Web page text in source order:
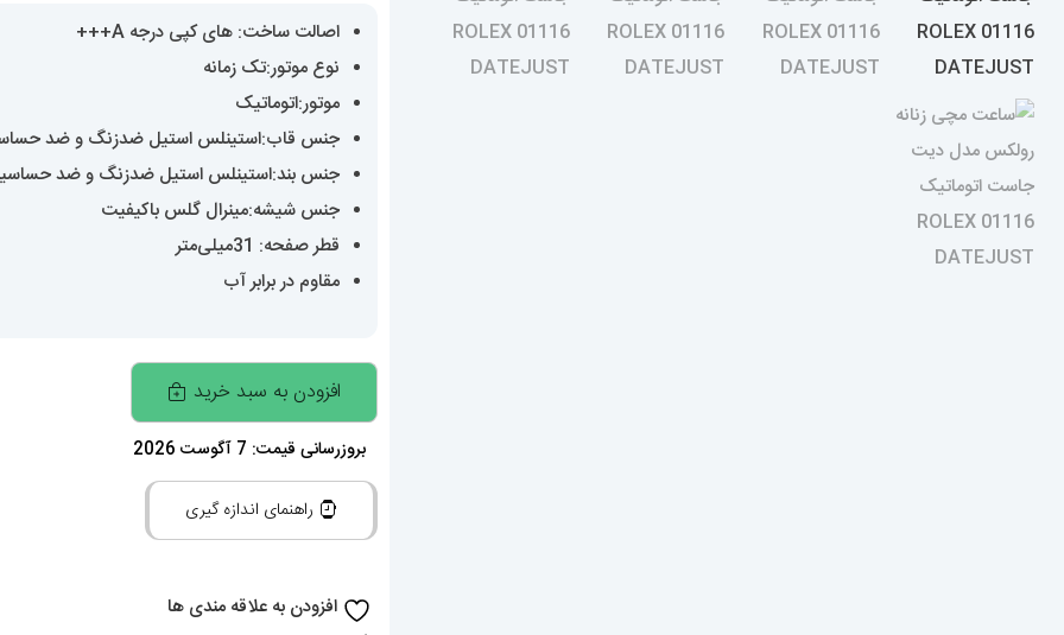
اصالت ساخت: های کپی درجه A+++
نوع موتور:تک زمانه
موتور:اتوماتیک
جنس قاب:استینلس استیل ضدزنگ و ضد
جنس بند:استینلس استیل ضدزنگ و ضد
جنس شیشه:مینرال گلس باکیفیت
قطر صفحه: 31میلی‌متر
مقاوم در برابر آب
ساعت
مچی
زنانه
رولکس
جاست
اتوماتیک
افزودن به سبد خرید
بروزرسانی قیمت: 7 آگوست 2026
راهنمای اندازه گیری
افزودن به علاقه مندی ها